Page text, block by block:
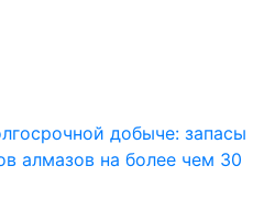
добыче: запасы
алмазов на более чем 30